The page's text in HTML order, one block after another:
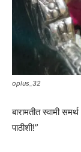
oplus_32
बारामतीत स्वामी
पाठीशी!”